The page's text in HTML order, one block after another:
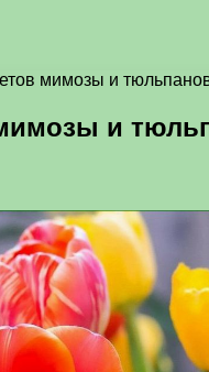
мимозы и
и